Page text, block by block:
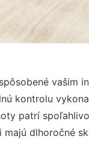
vašim
kontrolu
patrí
dlhoročné